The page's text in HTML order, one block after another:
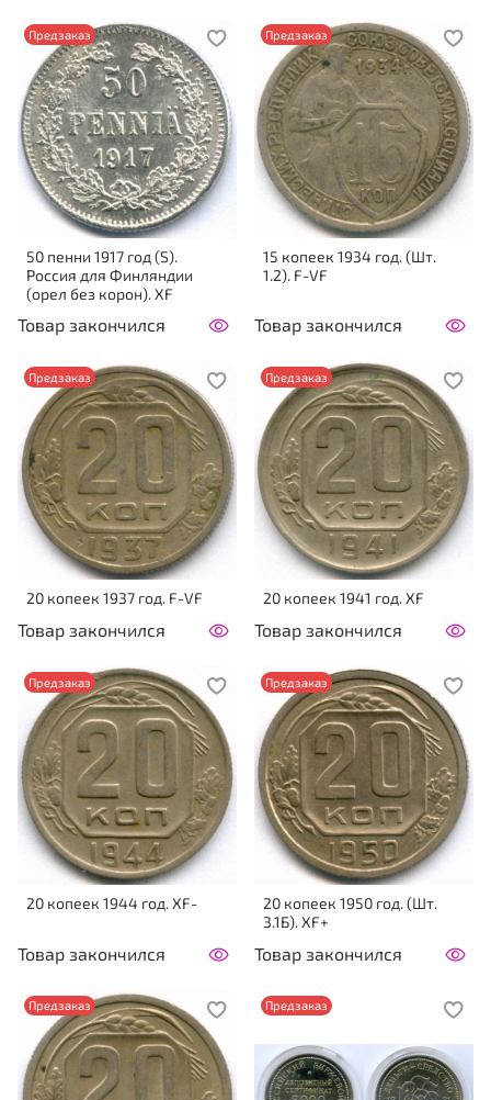
Предзаказ
50 пенни 1917 год (S).
Россия для Финляндии
(орел без корон). XF
Товар закончился
Предзаказ
15 копеек 1934 год. (Шт.
1.2). F-VF
Товар закончился
Предзаказ
20 копеек 1937 год. F-VF
Товар закончился
Предзаказ
20 копеек 1941 год. XF
Товар закончился
Предзаказ
20 копеек 1944 год. XF-
Товар закончился
Предзаказ
20 копеек 1950 год. (Шт.
3.1Б). XF+
Товар закончился
Предзаказ Предзаказ